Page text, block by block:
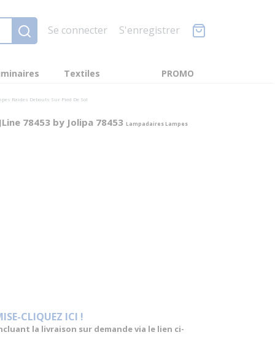
Se connecter S'enregistrer
PROMO
Textiles
Raides Debouts Sur Pied De Sol
78453 by Jolipa 78453 Lampadaires Lampes
CLIQUEZ ICI !
la livraison sur demande via le lien ci-